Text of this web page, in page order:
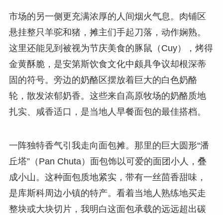
市场的另一侧更充满浓厚的人间烟火气息。肉铺区
悬挂整只羊驼和猪，摊主们手起刀落，动作娴熟。
这里还能见到被视为节庆美食的豚鼠（Cuy），烤得
金黄酥脆，是安第斯饮食文化中颇具争议却根深蒂
固的符号。旁边的奶酪区摆放着巨大的白色奶酪
轮，散发浓郁奶香。这些来自高原牧场的奶酪质地
扎实、咸香适口，是当地人早餐面包的最佳搭档。
一阵独特香气引我走向面包摊。那里的巨大圆形“潘
丘塔”（Pan Chuta）面包饰以可爱的面团小人，叠
成小山。这种面包质地紧实，带有一丝茴香甜味，
是库斯科周边小镇的特产。看着当地人熟练地买走
整块或大块切片，我明白这面包承载的远远超出碳